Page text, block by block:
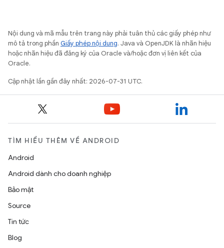
Nội dung và mã mẫu trên trang này phải tuân thủ các giấy phép như
mô tả trong phần Giấy phép nội dung. Java và OpenJDK là nhãn hiệu
hoặc nhãn hiệu đã đăng ký của Oracle và/hoặc đơn vị liên kết của
Oracle.
Cập nhật lần gần đây nhất: 2026-07-31 UTC.
TÌM HIỂU THÊM VỀ ANDROID
Android
Android dành cho doanh nghiệp
Bảo mật
Source
Tin tức
Blog